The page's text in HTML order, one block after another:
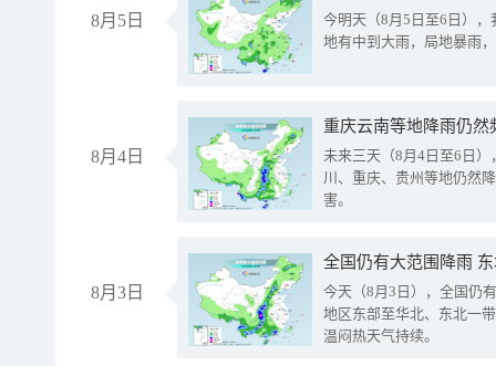
8月5日
今明天（8月5日至6日）
地有中到大雨，局地暴雨
8月4日
重庆云南等地降雨仍然
未来三天（8月4日至6日
川、重庆、贵州等地仍然
害。
8月3日
全国仍有大范围降雨
今天（8月3日），全国仍
地区东部至华北、东北一
温闷热天气持续。